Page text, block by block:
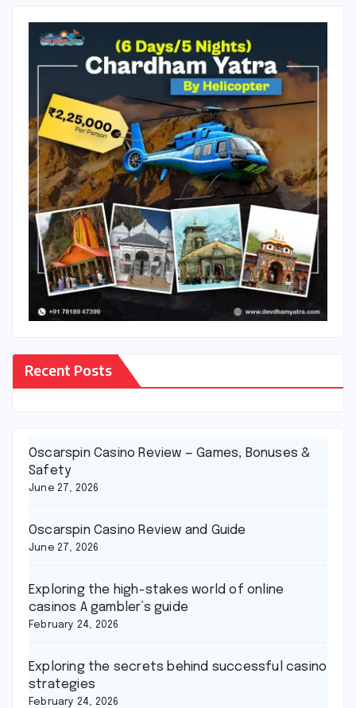
Recent Posts
Oscarspin Casino Review — Games, Bonuses &
Safety
June 27, 2026
Oscarspin Casino Review and Guide
June 27, 2026
Exploring the high-stakes world of online
casinos A gambler’s guide
February 24, 2026
Exploring the secrets behind successful casino
strategies
February 24, 2026